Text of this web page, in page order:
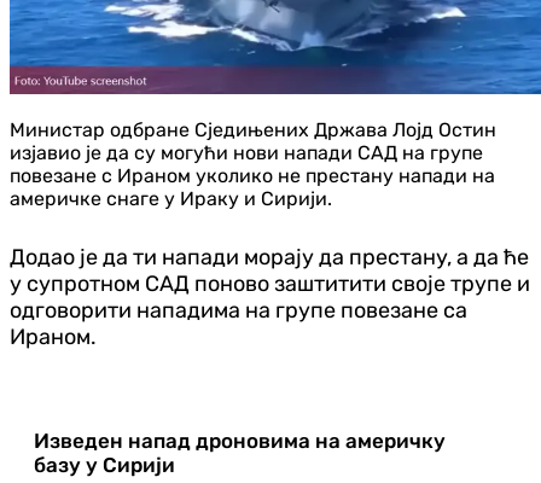
Министар одбране Сједињених Држава Лојд Остин
изјавио је да су могући нови напади САД на групе
повезане с Ираном уколико не престану напади на
америчке снаге у Ираку и Сирији.
Додао је да ти напади морају да престану, а да ће
у супротном САД поново заштитити своје трупе и
одговорити нападима на групе повезане са
Ираном.
Изведен напад дроновима на америчку
базу у Сирији